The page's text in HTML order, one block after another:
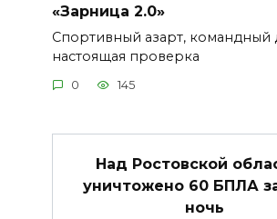
«Зарница 2.0»
Спортивный азарт, командный
настоящая проверка
0 145
Над Ростовской
уничтожено 60 БПЛА
ночь